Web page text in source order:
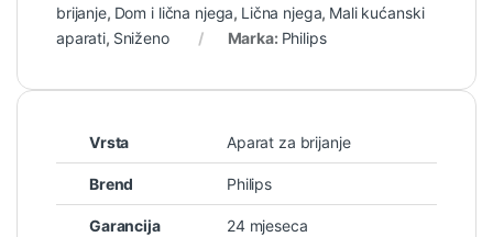
brijanje, Dom i lična njega, Lična njega, Mali kućanski
aparati, Sniženo Marka: Philips
Vrsta Aparat za brijanje
Brend Philips
Garancija 24 mjeseca